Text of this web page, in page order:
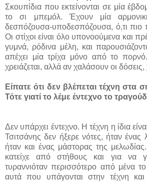
Σκουπίδια που εκτείνονται σε μία
το σι μπεμόλ. Έχουν μία
δεσπόζουσα-υποδεσπόζουσα, ό,τι πιο
Οι στίχοι είναι όλο υπονοούμενα και
γυμνά, ρόδινα μέλη, και
απέχει μία τρίχα μόνο από το
χρειάζεται, αλλά αν χαλάσουν οι δόσεις,
Είπατε ότι δεν βλέπεται τέχνη στα
Τότε γιατί το λέμε έντεχνο το
Δεν υπάρχει έντεχνο. Η τέχνη η ίδια
Τσιτσάνης δεν ήξερε νότες, ήταν ένας
ήταν και ένας μάστορας της
κατείχε από στήθους και για να
τυραννιόταν περισσότερο από μένα
αυτά που υπάγονται στην τέχνη και